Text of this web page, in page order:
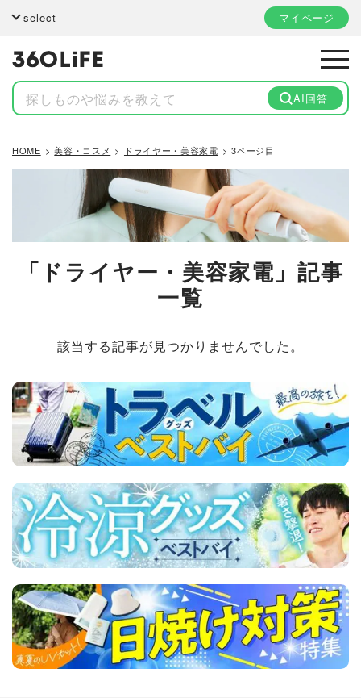
select マイページ
AI回答
HOME 美容・コスメ ドライヤー・美容家電 3ページ目
「ドライヤー・美容家電」記事
一覧
該当する記事が見つかりませんでした。